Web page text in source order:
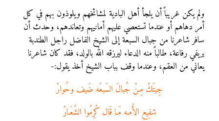
ولم يكن غريباً أن يلجأ أهل البادية لمشائخهم ويلوذون بهم في كل
أمر دهاهم أو عندما تستعصي عليهم أمانيهم وتعاندهم، وحدث أن
سافر شاعرنا من جبال السبعة إلى الشيخ الفاضل راجل الطندبة
بريفي رفاعة، طالباً منه الدعاء ليرزقه الله بالولد، فقد كان شاعرنا
يعاني من العقم، وعندما وقف بباب الشيخ أخذ يقول:-
جِيتَكْ مِـنْ جُبالَ السَبعَه ضَيف وحُوارْ
شفِيع الأُمـه مَـا قَال كُرِمُوا الشُعَـارْ